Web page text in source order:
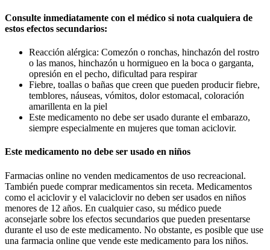
Consulte inmediatamente con el médico si nota cualquiera de
estos efectos secundarios:
Reacción alérgica: Comezón o ronchas, hinchazón del rostro
o las manos, hinchazón u hormigueo en la boca o garganta,
opresión en el pecho, dificultad para respirar
Fiebre, toallas o bañas que creen que pueden producir fiebre,
temblores, náuseas, vómitos, dolor estomacal, coloración
amarillenta en la piel
Este medicamento no debe ser usado durante el embarazo,
siempre especialmente en mujeres que toman aciclovir.
Este medicamento no debe ser usado en niños
Farmacias online no venden medicamentos de uso recreacional.
También puede comprar medicamentos sin receta. Medicamentos
como el aciclovir y el valaciclovir no deben ser usados en niños
menores de 12 años. En cualquier caso, su médico puede
aconsejarle sobre los efectos secundarios que pueden presentarse
durante el uso de este medicamento. No obstante, es posible que use
una farmacia online que vende este medicamento para los niños.